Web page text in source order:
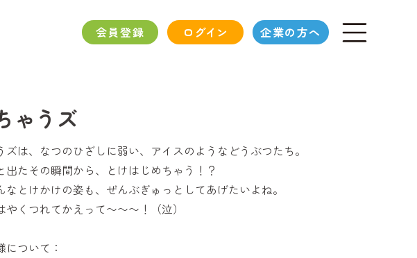
会員登録 ログイン 企業の方へ
ゃうズ
ズは、なつのひざしに弱い、アイスのようなどうぶつたち。
出たその瞬間から、とけはじめちゃう！？
なとけかけの姿も、ぜんぶぎゅっとしてあげたいよね。
やくつれてかえって〜〜〜！（泣）
について：